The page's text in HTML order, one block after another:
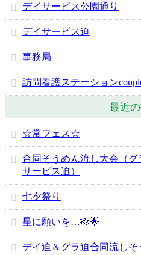
デイサービス公園通り
デイサービス迫
事務局
訪問看護ステーション
最近
☆常フェス☆
合同そうめん流し大会（
サービス迫）
七夕祭り
星に願いを…🎋🌟
デイ迫＆グラ迫合同流しそ